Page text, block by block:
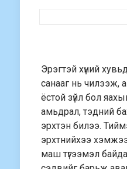
Эрэгтэй хүний
санааг нь чилээж,
ёстой зүйл бол
амьдрал, тэдний
эрхтэн билээ.
эрхтнийхээ
маш түгээмэл